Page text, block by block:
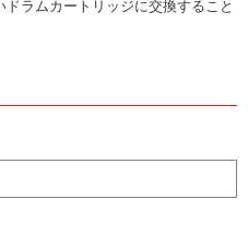
ラムカートリッジに交換すること